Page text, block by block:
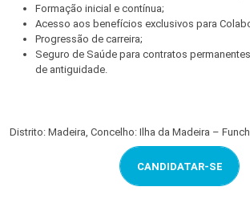
Formação inicial e contínua;
Acesso aos benefícios exclusivos para
Progressão de carreira;
Seguro de Saúde para contratos
de antiguidade.
Distrito: Madeira, Concelho: Ilha da Madeira –
CANDIDATAR-SE